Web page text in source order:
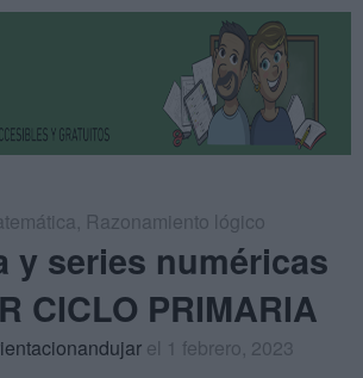
, Razonamiento lógico
y series numéricas
CICLO PRIMARIA
el 1 febrero, 2023